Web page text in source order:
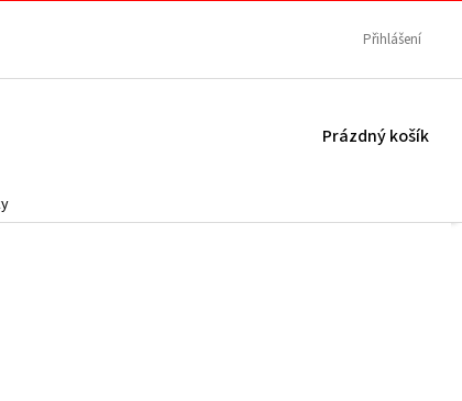
Přihlášení
NÁKUPNÍ
Prázdný košík